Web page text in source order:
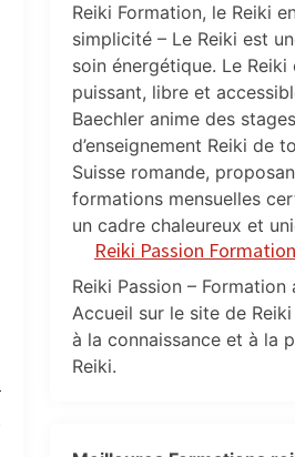
Reiki Formation, le Reiki
simplicité – Le Reiki est
soin énergétique. Le Reiki
puissant, libre et
Baechler anime des stages
d’enseignement Reiki de
Suisse romande,
formations mensuelles
un cadre chaleureux et
Reiki Passion Formation
Reiki Passion – Formation
Accueil sur le site de
à la connaissance et à la
Reiki.